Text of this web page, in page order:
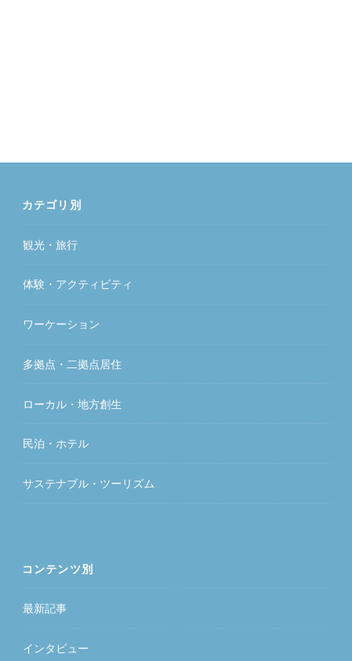
カテゴリ別
観光・旅行
体験・アクティビティ
ワーケーション
多拠点・二拠点居住
ローカル・地方創生
民泊・ホテル
サステナブル・ツーリズム
コンテンツ別
最新記事
インタビュー